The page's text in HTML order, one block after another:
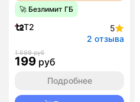
🚀 Безлимит ГБ
T2
5
2 отзыва
1 699 руб
199 руб
Подробнее